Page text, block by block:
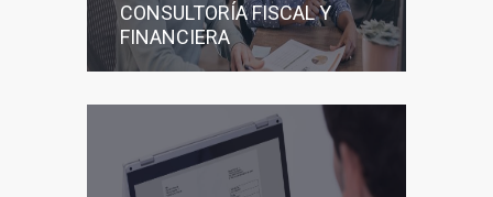
CONSULTORÍA FISCAL Y
FINANCIERA